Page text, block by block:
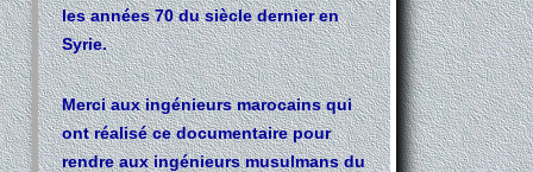
les années 70 du siècle dernier en
Syrie.
Merci aux ingénieurs marocains qui
ont réalisé ce documentaire pour
rendre aux ingénieurs musulmans du